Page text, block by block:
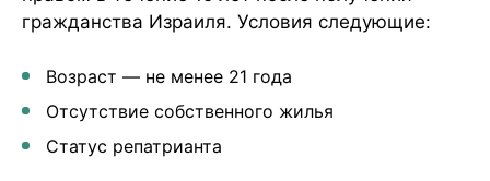
гражданства Израиля. Условия следующие:
Возраст — не менее 21 года
Отсутствие собственного жилья
Статус репатрианта